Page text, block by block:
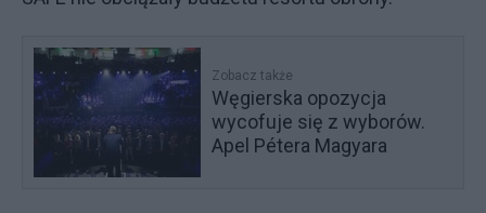
Zobacz także
Węgierska opozycja
wycofuje się z wyborów.
Apel Pétera Magyara